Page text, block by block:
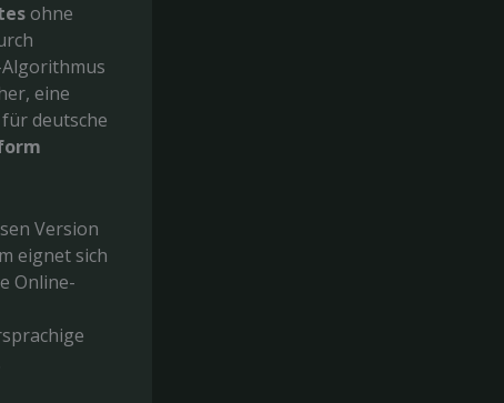
ohne
eine
deutsche
Version
eignet sich
Online-